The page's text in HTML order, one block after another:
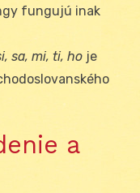
fungujú inak
sa, mi, ti, ho je
a